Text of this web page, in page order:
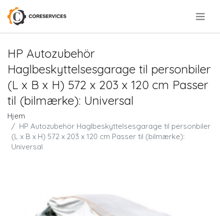
HP Autozubehör
Haglbeskyttelsesgarage til personbiler
(L x B x H) 572 x 203 x 120 cm Passer
til (bilmærke): Universal
Hjem
HP Autozubehör Haglbeskyttelsesgarage til personbiler
(L x B x H) 572 x 203 x 120 cm Passer til (bilmærke):
Universal